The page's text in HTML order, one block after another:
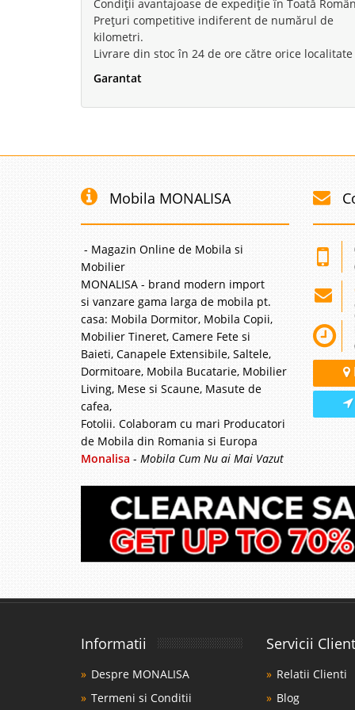
Rita 3
Canapele extensibile
Lux⭐ Calitate⭐ Pret
Canapea
modern
amenajare living pe
fotolii de lux Veyon
-42%
Canapea
Smarald
Oferta cu Reducere
Living modern⭐ de
3 locuri verde
-42%
Canapea
Canapea Gri
deschis de 3 locuri
adauga un farmec
Condiții avantajoase de expediție în Toată
Prețuri competitive indiferent de numărul de
kilometri.
Livrare din stoc în 24 de ore către orice localitate
Garantat
Mobila MONALISA
- Magazin Online de Mobila si
Mobilier
MONALISA - brand modern import
si vanzare gama larga de mobila pt.
casa: Mobila Dormitor, Mobila Copii,
Mobilier Tineret, Camere Fete si
Baieti, Canapele Extensibile, Saltele,
Dormitoare, Mobila Bucatarie, Mobilier
Living, Mese si Scaune, Masute de
cafea,
Fotolii. Colaboram cu mari Producatori
de Mobila din Romania si Europa
Monalisa - Mobila Cum Nu ai Mai Vazut
Informatii
Despre MONALISA
Termeni si Conditii
Servicii
Relatii Clienti
Blog